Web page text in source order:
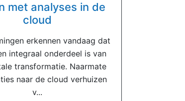
met analyses in de
cloud
erkennen vandaag dat
integraal onderdeel is van
transformatie. Naarmate
naar de cloud verhuizen
v...